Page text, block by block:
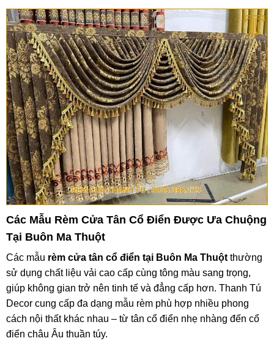
Các Mẫu Rèm Cửa Tân Cổ Điển Được Ưa Chuộng
Tại Buôn Ma Thuột
Các mẫu rèm cửa tân cổ điển tại Buôn Ma Thuột thường
sử dụng chất liệu vải cao cấp cùng tông màu sang trọng,
giúp không gian trở nên tinh tế và đẳng cấp hơn. Thanh Tú
Decor cung cấp đa dạng mẫu rèm phù hợp nhiều phong
cách nội thất khác nhau – từ tân cổ điển nhẹ nhàng đến cổ
điển châu Âu thuần túy.